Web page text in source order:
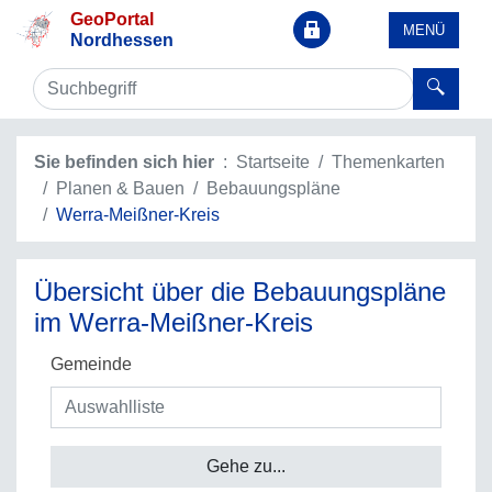
GeoPortal
Nordhessen
MENÜ
Sie befinden sich hier Startseite
Themenkarten
Planen & Bauen
Bebauungspläne
Werra-Meißner-Kreis
Übersicht über die Bebauungspläne
im Werra-Meißner-Kreis
Gemeinde
Gehe zu...